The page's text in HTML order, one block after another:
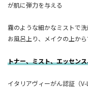
が肌に弾力を与える
霧のような細かなミストで
お風呂上り、メイクの上か
トナー、ミスト、エッセン
イタリアヴィーがん認証（V-